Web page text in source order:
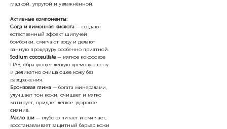
гладкой, упругой и увлажнённой.
Активные компоненты:
Сода и лимонная кислота — создают
естественный эффект шипучей
бомбочки, смягчают воду и делают
ванную процедуру особенно приятной.
Sodium cocosulfate— мягкое кокосовое
ПАВ, образующее лёгкую кремовую пену
и деликатно очищающее кожу без
раздражения.
Бронзовая глина — богата минералами,
улучшает тон кожи, очищает и мягко
матирует, придаёт лёгкое здоровое
сияние.
Масло ши — глубоко питает и смягчает,
восстанавливает защитный барьер кожи